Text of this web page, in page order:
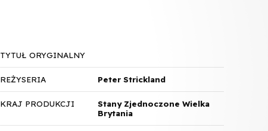
TYTUŁ ORYGINALNY
REŻYSERIA Peter Strickland
KRAJ PRODUKCJI
Stany Zjednoczone Wielka
Brytania